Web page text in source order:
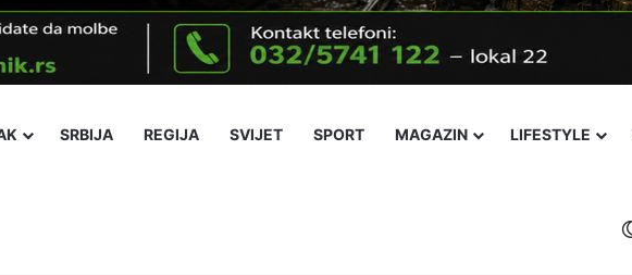
SRBIJA REGIJA SVIJET SPORT MAGAZIN LIFESTYLE